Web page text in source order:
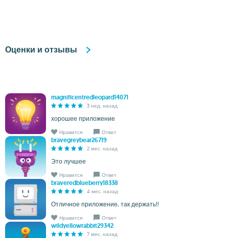
Оценки и отзывы
magnificentredleopard14071
3 нед. назад
хорошее приложение
Нравится Ответ
bravegreybear26719
2 мес. назад
Это лучшее
Нравится Ответ
braveredblueberry18338
4 мес. назад
Отличное приложение, так держать!!
Нравится Ответ
wildyellowrabbit29342
7 мес. назад